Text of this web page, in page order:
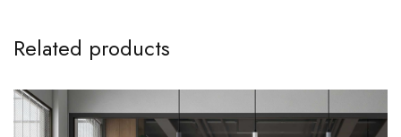
Related products